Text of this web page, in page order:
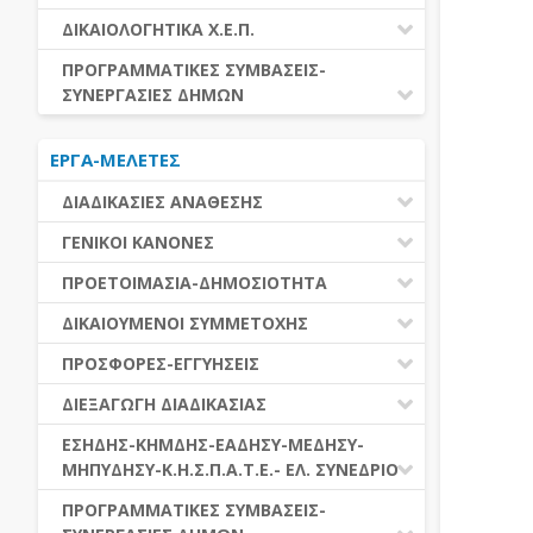
ΕΚΤΕΛΕΣΗ ΥΠΗΡΕΣΙΩΝ
ΕΚΤΕΛΕΣΗ ΠΡΟΜΗΘΕΙΩΝ
ΕΑΑΔΗΣΥ
ΕΑΔΗΣΥ
ΕΛ.ΣΥΝΕΔΡΙΟ
ΕΣΗΔΗΣ
ΔΙΚΑΙΟΛΟΓΗΤΙΚΑ Χ.Ε.Π.
ΔΙΚΑΙΟΛΟΓΗΤΙΚΑ Χ.Ε.Π.
ΠΡΟΓΡΑΜΜΑΤΙΚΕΣ ΣΥΜΒΑΣΕΙΣ-
ΣΥΝΕΡΓΑΣΙΕΣ ΔΗΜΩΝ
ΔΙΕΘΝΕΣ ΚΑΙ ΕΥΡΩΠΑΙΚΟ ΕΠΙΠΕΔΟ
ΠΡΟΓΡΑΜΜΑΤΙΚΕΣ ΣΥΜΒΑΣΕΙΣ
ΕΡΓΑ-ΜΕΛΕΤΕΣ
ΔΙΑΔΙΚΑΣΙΕΣ ΑΝΑΘΕΣΗΣ
ΔΙΑΔΙΚΑΣΙΕΣ ΑΝΑΘΕΣΗΣ
ΣΥΓΚΕΝΤΡΩΤΙΚΕΣ ΔΙΑΔΙΚΑΣΙΕΣ
ΑΝΑΘΕΣΗΣ
ΠΙΝΑΚΕΣ ΔΗΜΟΣΝΕΤ
ΓΕΝΙΚΟΙ ΚΑΝΟΝΕΣ
ΠΕΔΙΟ ΕΦΑΡΜΟΓΗΣ-ΕΝΑΡΞΗ ΙΣΧΥΟΣ
ΗΛΕΚΤΡΟΝΙΚΑ ΜΕΣΑ
ΓΕΝΙΚΕΣ ΑΡΧΕΣ ΚΑΙ ΚΑΝΟΝΕΣ
ΑΞΙΑ ΣΥΜΒΑΣΗΣ
ΕΙΔΗ ΣΥΜΒΑΣΕΩΝ
ΔΙΑΦΟΡΑ
ΠΡΟΕΤΟΙΜΑΣΙΑ-ΔΗΜΟΣΙΟΤΗΤΑ
ΓΝΩΜΟΔΟΤΙΚΑ ΟΡΓΑΝΑ-ΕΠΙΤΡΟΠΕΣ
ΠΡΟΕΤΟΙΜΑΣΙΑ
ΕΓΓΡΑΦΑ ΤΗΣ ΣΥΜΒΑΣΗΣ
ΔΗΜΟΣΙΕΥΣΕΙΣ
ΕΝΑΡΞΗ-ΠΡΟΘΕΣΜΙΕΣ
ΔΙΚΑΙΟΥΜΕΝΟΙ ΣΥΜΜΕΤΟΧΗΣ
ΔΙΚΑΙΟΥΜΕΝΟΙ ΣΥΜΜΕΤΟΧΗΣ
ΚΡΙΤΗΡΙΑ ΕΠΙΛΟΓΗΣ
ΛΟΓΟΙ ΑΠΟΚΛΕΙΣΜΟΥ
ΔΙΚΑΙΟΛΟΓΗΤΙΚΑ ΛΟΓΩΝ
ΑΠΟΚΛΕΙΣΜΟΥ & ΚΡΙΤΗΡΙΩΝ
ΕΠΙΛΟΓΗΣ
ΕΕΕΣ
ΠΡΟΣΦΟΡΕΣ-ΕΓΓΥΗΣΕΙΣ
ΕΓΓΥΗΣΕΙΣ
ΠΡΟΣΦΟΡΕΣ
ΔΙΕΞΑΓΩΓΗ ΔΙΑΔΙΚΑΣΙΑΣ
ΑΞΙΟΛΟΓΗΣΗ ΚΑΙ ΑΝΑΘΕΣΗ
ΑΠΟΤΕΛΕΣΜΑ ΔΙΑΔΙΚΑΣΙΑΣ
ΠΡΟΣΦΥΓΕΣ-ΕΝΣΤΑΣΕΙΣ
ΕΣΗΔΗΣ-ΚΗΜΔΗΣ-ΕΑΔΗΣΥ-ΜΕΔΗΣΥ-
ΜΗΠΥΔΗΣΥ-Κ.Η.Σ.Π.Α.Τ.Ε.- ΕΛ. ΣΥΝΕΔΡΙΟ
ΕΑΑΔΗΣΥ
ΠΡΟΓΡΑΜΜΑΤΙΚΕΣ ΣΥΜΒΑΣΕΙΣ-